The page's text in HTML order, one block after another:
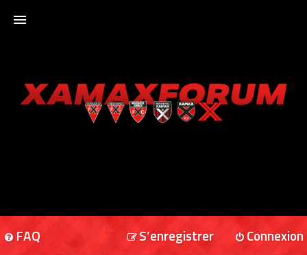
XAMAXFORUM
FAQ Connexion
S’enregistrer